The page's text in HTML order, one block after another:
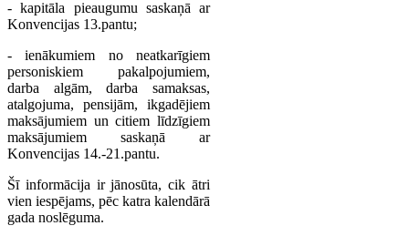
- kapitāla pieaugumu saskaņā ar
Konvencijas 13.pantu;
- ienākumiem no neatkarīgiem
personiskiem pakalpojumiem,
darba algām, darba samaksas,
atalgojuma, pensijām, ikgadējiem
maksājumiem un citiem līdzīgiem
maksājumiem saskaņā ar
Konvencijas 14.-21.pantu.
Šī informācija ir jānosūta, cik ātri
vien iespējams, pēc katra kalendārā
gada noslēguma.